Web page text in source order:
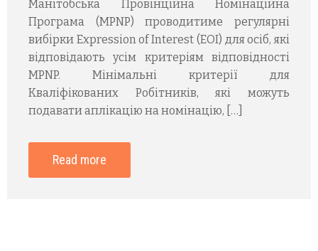
Манітобська Провінційна Номінаційна
Програма (MPNP) проводитиме регулярні
вибірки Expression of Interest (EOI) для осіб, які
відповідають усім критеріям відповідності
MPNP. Мінімальні критерії для
Кваліфікованих Робітників, які можуть
подавати аплікацію на номінацію, […]
Read more